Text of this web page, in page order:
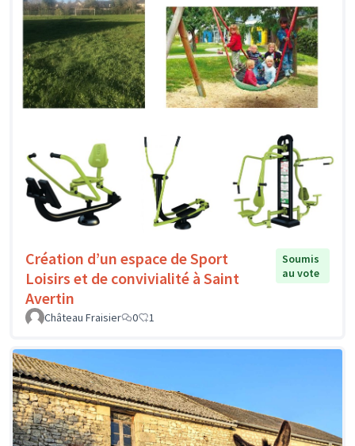
Création d’un espace de Sport
Loisirs et de convivialité à Saint
Avertin
Soumis
au vote
Château Fraisier 0 1